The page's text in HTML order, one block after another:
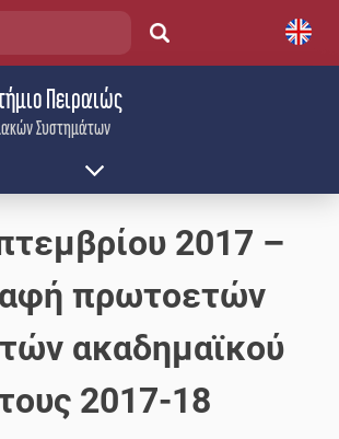
Συστημάτων
Πειραιώς
2017 –
πρωτοετών
ακαδημαϊκού
2017-18